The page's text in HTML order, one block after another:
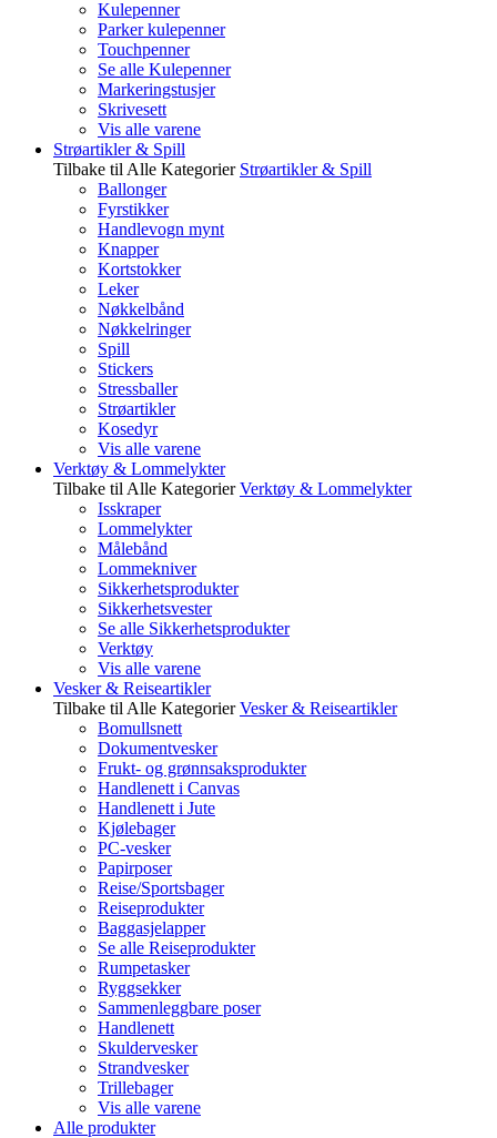
Kulepenner
Parker kulepenner
Touchpenner
Se alle Kulepenner
Markeringstusjer
Skrivesett
Vis alle varene
Strøartikler & Spill
Tilbake til Alle Kategorier Strøartikler & Spill
Ballonger
Fyrstikker
Handlevogn mynt
Knapper
Kortstokker
Leker
Nøkkelbånd
Nøkkelringer
Spill
Stickers
Stressballer
Strøartikler
Kosedyr
Vis alle varene
Verktøy & Lommelykter
Tilbake til Alle Kategorier Verktøy & Lommelykter
Isskraper
Lommelykter
Målebånd
Lommekniver
Sikkerhetsprodukter
Sikkerhetsvester
Se alle Sikkerhetsprodukter
Verktøy
Vis alle varene
Vesker & Reiseartikler
Tilbake til Alle Kategorier Vesker & Reiseartikler
Bomullsnett
Dokumentvesker
Frukt- og grønnsaksprodukter
Handlenett i Canvas
Handlenett i Jute
Kjølebager
PC-vesker
Papirposer
Reise/Sportsbager
Reiseprodukter
Baggasjelapper
Se alle Reiseprodukter
Rumpetasker
Ryggsekker
Sammenleggbare poser
Handlenett
Skuldervesker
Strandvesker
Trillebager
Vis alle varene
Alle produkter